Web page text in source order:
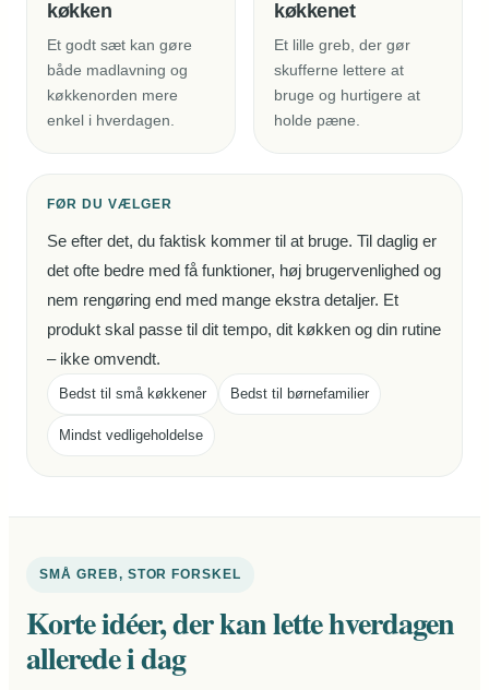
køkken
Et godt sæt kan gøre
både madlavning og
køkkenorden mere
enkel i hverdagen.
køkkenet
Et lille greb, der gør
skufferne lettere at
bruge og hurtigere at
holde pæne.
FØR DU VÆLGER
Se efter det, du faktisk kommer til at bruge. Til daglig er
det ofte bedre med få funktioner, høj brugervenlighed og
nem rengøring end med mange ekstra detaljer. Et
produkt skal passe til dit tempo, dit køkken og din rutine
– ikke omvendt.
Bedst til små køkkener Bedst til børnefamilier
Mindst vedligeholdelse
SMÅ GREB, STOR FORSKEL
Korte idéer, der kan lette hverdagen
allerede i dag